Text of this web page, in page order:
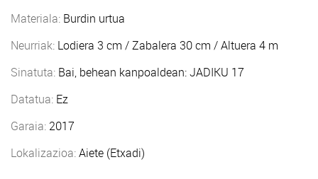
Materiala: Burdin urtua
Neurriak: Lodiera 3 cm / Zabalera 30 cm / Altuera 4 m
Sinatuta: Bai, behean kanpoaldean: JADIKU 17
Datatua: Ez
Garaia: 2017
Lokalizazioa:Aiete (Etxadi)